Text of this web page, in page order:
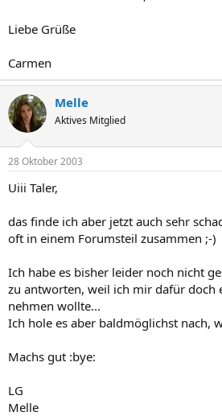
Liebe Grüße
Carmen
Melle
Aktives Mitglied
28 Oktober 2003
Uiii Taler,
das finde ich aber jetzt auch sehr
oft in einem Forumsteil zusammen ;-)
Ich habe es bisher leider noch nicht
zu antworten, weil ich mir dafür doch
nehmen wollte...
Ich hole es aber baldmöglichst nach,
Machs gut :bye:
LG
Melle